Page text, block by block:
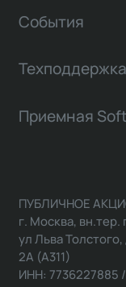
События
Техподдержка
Приемная
ПУБЛИЧНОЕ
г. Москва,
ул Льва
2А (А311)
ИНН: 7736227885